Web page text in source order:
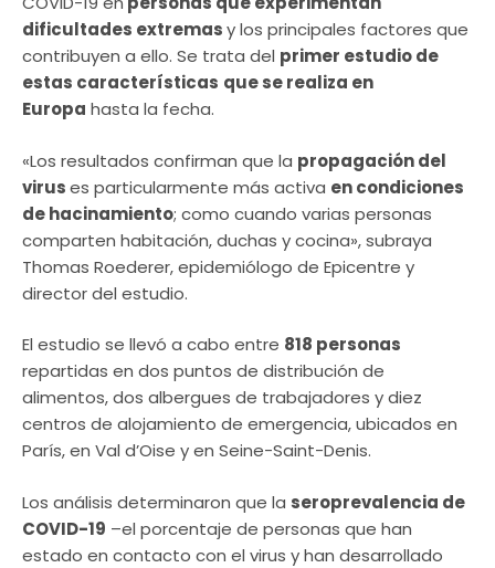
dificultades extremasy los principales factores que
contribuyen a ello. Se trata del primer estudio de
estas características que se realiza en
Europa hasta la fecha.
«Los resultados confirman que la propagación del
viruses particularmente más activa en condiciones
de hacinamiento; como cuando varias personas
comparten habitación, duchas y cocina», subraya
Thomas Roederer, epidemiólogo de Epicentre y
director del estudio.
El estudio se llevó a cabo entre 818 personas
repartidas en dos puntos de distribución de
alimentos, dos albergues de trabajadores y diez
centros de alojamiento de emergencia, ubicados en
París, en Val d’Oise y en Seine-Saint-Denis.
Los análisis determinaron que la seroprevalencia de
COVID-19 –el porcentaje de personas que han
estado en contacto con el virus y han desarrollado